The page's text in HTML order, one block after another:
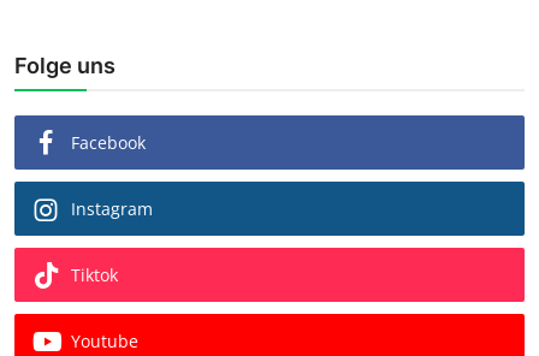
Folge uns
Facebook
Instagram
Tiktok
Youtube